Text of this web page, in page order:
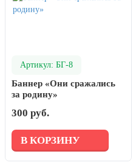
Артикул: БГ-8
Баннер «Они сражались
за родину»
300 руб.
В КОРЗИНУ